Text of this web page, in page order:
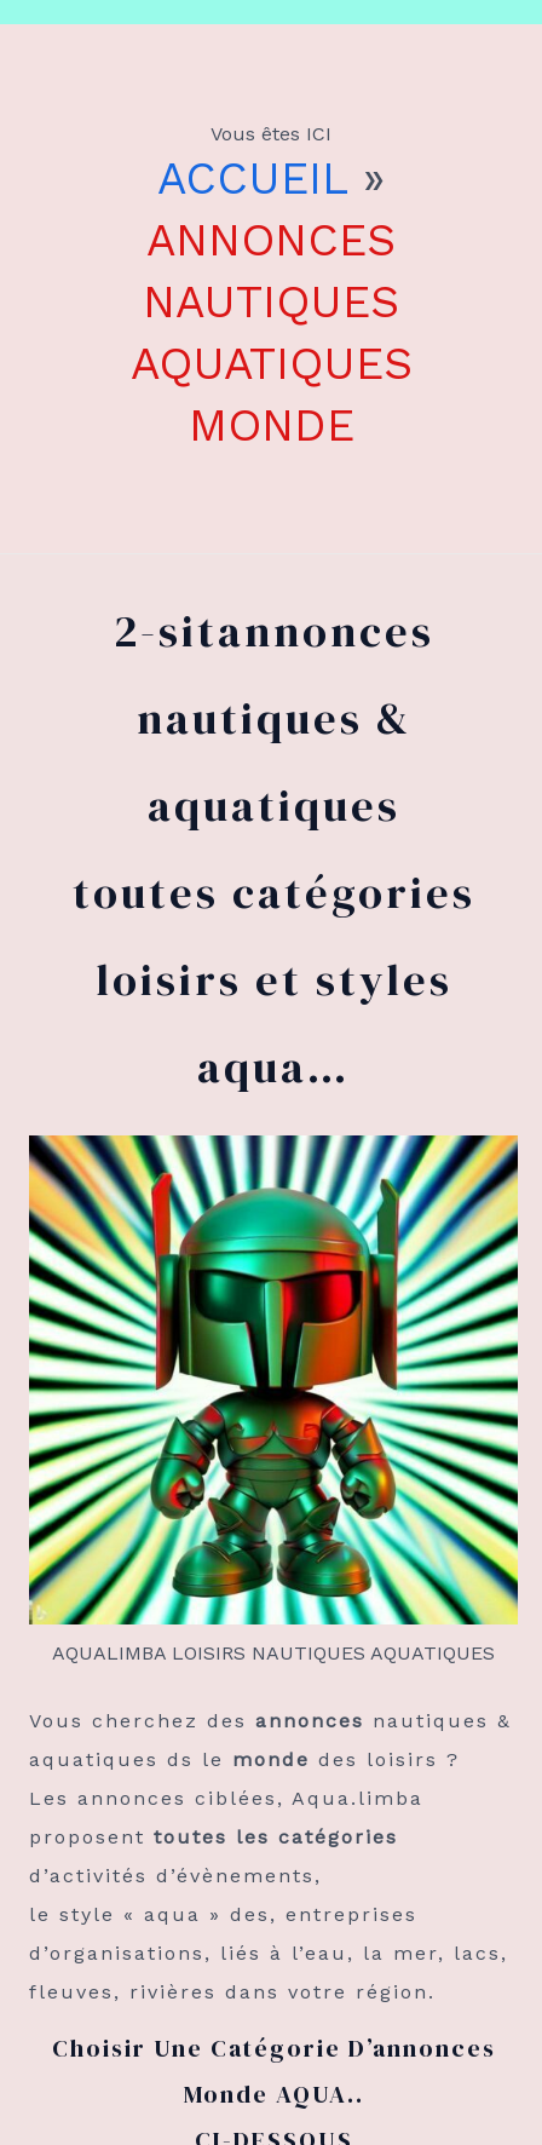
Aller
Vous êtes ICI
ACCUEIL »
ANNONCES
NAUTIQUES
AQUATIQUES
MONDE
2-sitannonces
nautiques &
aquatiques
toutes catégories
loisirs et styles
aqua…
AQUALIMBA LOISIRS NAUTIQUES AQUATIQUES
Vous cherchez des annonces nautiques &
aquatiques ds le monde des loisirs ?
Les annonces ciblées, Aqua.limba
proposent toutes les catégories
d’activités d’évènements,
le style « aqua » des, entreprises
d’organisations, liés à l’eau, la mer, lacs,
fleuves, rivières dans votre région.
Choisir Une Catégorie D’annonces
Monde AQUA..